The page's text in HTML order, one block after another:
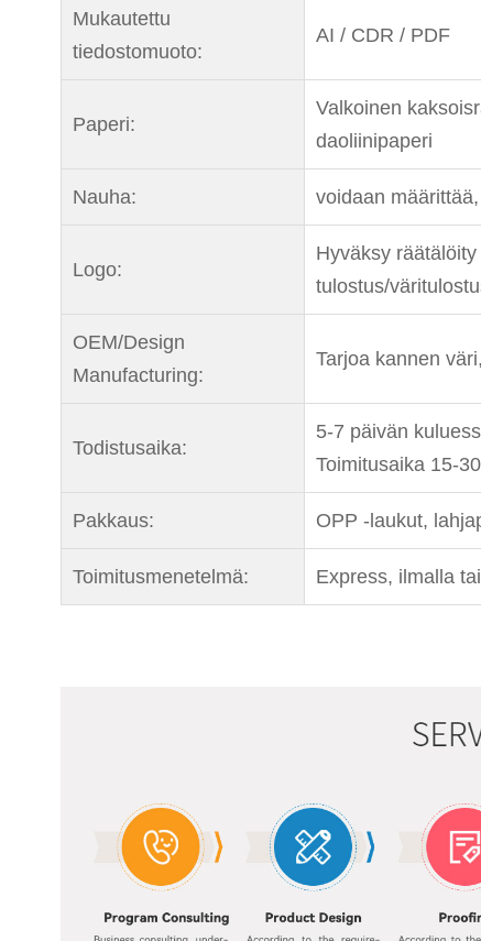
Mukautettu
tiedostomuoto:
AI / CDR / PDF
Paperi:
Valkoinen
daoliinipaperi
Nauha: voidaan
Logo:
Hyväksy
tulostus/
OEM/Design
Manufacturing:
Tarjoa kannen
Todistusaika:
5-7 päivän
Toimitusaika 15-
Pakkaus: OPP -laukut,
Toimitusmenetelmä: Express, ilmalla